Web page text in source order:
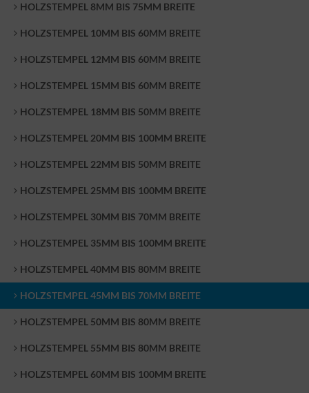
HOLZSTEMPEL 8MM BIS 75MM BREITE
HOLZSTEMPEL 10MM BIS 60MM BREITE
HOLZSTEMPEL 12MM BIS 60MM BREITE
HOLZSTEMPEL 15MM BIS 60MM BREITE
HOLZSTEMPEL 18MM BIS 50MM BREITE
HOLZSTEMPEL 20MM BIS 100MM BREITE
HOLZSTEMPEL 22MM BIS 50MM BREITE
HOLZSTEMPEL 25MM BIS 100MM BREITE
HOLZSTEMPEL 30MM BIS 70MM BREITE
HOLZSTEMPEL 35MM BIS 100MM BREITE
HOLZSTEMPEL 40MM BIS 80MM BREITE
HOLZSTEMPEL 45MM BIS 70MM BREITE
HOLZSTEMPEL 50MM BIS 80MM BREITE
HOLZSTEMPEL 55MM BIS 80MM BREITE
HOLZSTEMPEL 60MM BIS 100MM BREITE